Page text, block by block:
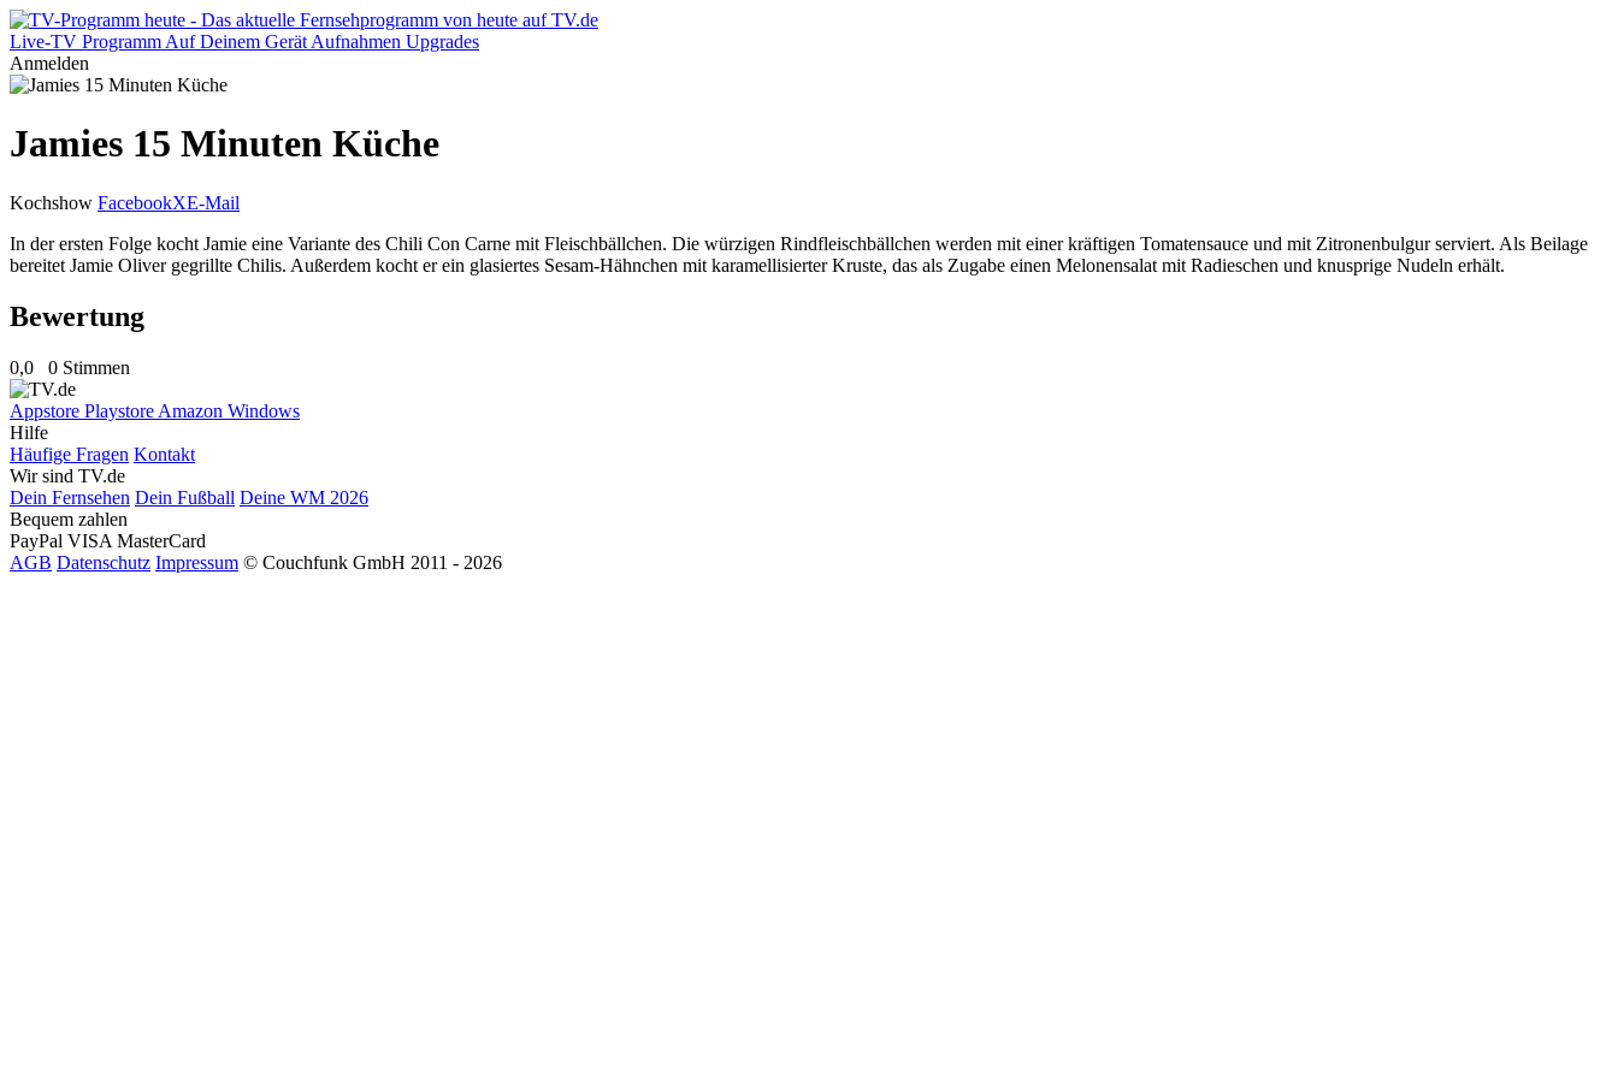
Live-TV Programm Auf Deinem Gerät Aufnahmen Upgrades
Anmelden
Jamies 15 Minuten Küche
Kochshow FacebookXE-Mail
In der ersten Folge kocht Jamie eine Variante des Chili Con Carne mit Fleischbällchen. Die würzigen Rindfleischbällchen werden mit einer kräftigen Tomatensauce und mit Zitronenbulgur serviert. Als Beilage
bereitet Jamie Oliver gegrillte Chilis. Außerdem kocht er ein glasiertes Sesam-Hähnchen mit karamellisierter Kruste, das als Zugabe einen Melonensalat mit Radieschen und knusprige Nudeln erhält.
Bewertung
0,0 0 Stimmen
Appstore Playstore Amazon Windows
Hilfe
Häufige Fragen Kontakt
Wir sind TV.de
Dein Fernsehen Dein Fußball Deine WM 2026
Bequem zahlen
PayPal VISA MasterCard
AGB Datenschutz Impressum © Couchfunk GmbH 2011 - 2026